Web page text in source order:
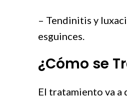
– Tendinitis y
esguinces.
¿Cómo se
El tratamiento va a